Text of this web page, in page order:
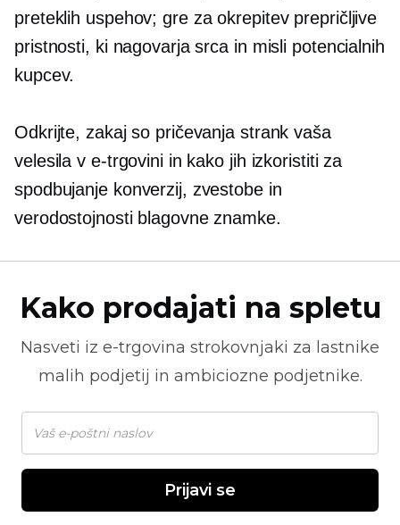
preteklih uspehov; gre za okrepitev prepričljive
pristnosti, ki nagovarja srca in misli potencialnih
kupcev.
Odkrijte, zakaj so pričevanja strank vaša
velesila v e-trgovini in kako jih izkoristiti za
spodbujanje konverzij, zvestobe in
verodostojnosti blagovne znamke.
Kako prodajati na spletu
Nasveti iz e-trgovina strokovnjaki za lastnike
malih podjetij in ambiciozne podjetnike.
Prijavi se